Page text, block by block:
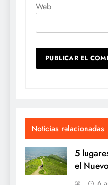
Web
Noticias relacionadas
5
el
6